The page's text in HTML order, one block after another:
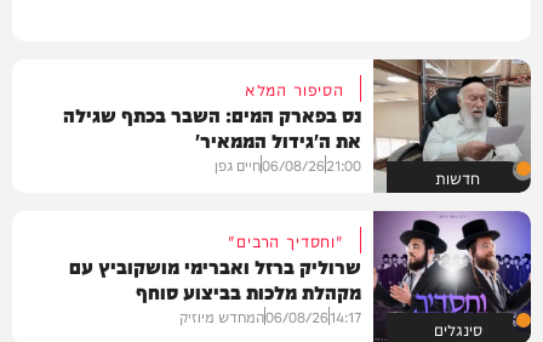
חדשות
הסיפור המלא
נס בפארק המים: השבר בכתף שגילה
את ה'גידול הממאיר'
21:00
06/08/26חיים גפן
סינגלים
"וחסדיך הרבים"
שרוליק ברזל ואברימי מושקוביץ עם
מקהלת מלכות בביצוע סוחף
14:17
06/08/26המחדש מיוזיק